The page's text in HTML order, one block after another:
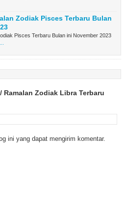
Zodiak Pisces Terbaru Bulan
Pisces Terbaru Bulan ini November 2023
Zodiak Libra Terbaru
ini yang dapat mengirim komentar.